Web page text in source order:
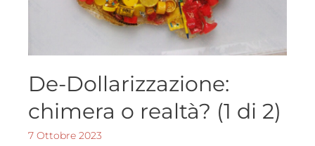
De-Dollarizzazione:
chimera o realtà? (1 di 2)
7 Ottobre 2023